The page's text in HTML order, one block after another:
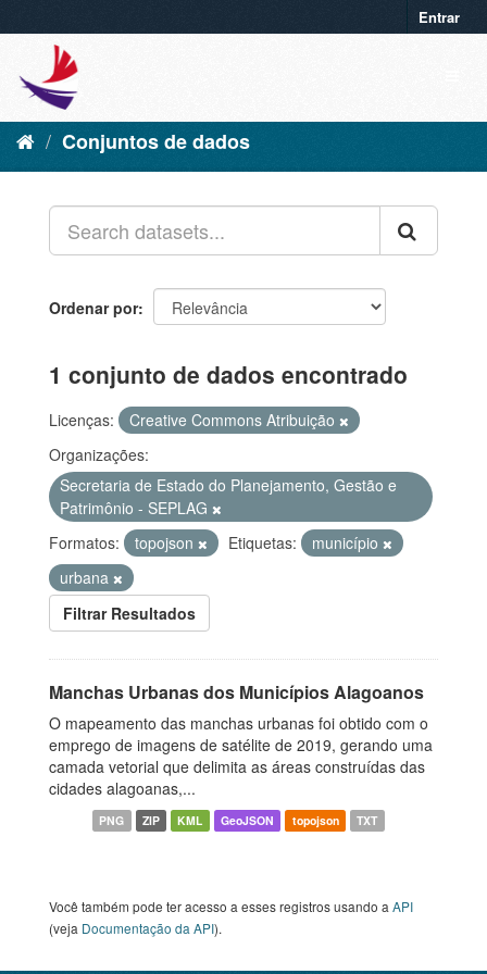
Entrar
Conjuntos de dados
Ordenar por
1 conjunto de dados encontrado
Licenças:
Creative Commons Atribuição
Organizações:
Secretaria de Estado do Planejamento, Gestão e
Patrimônio - SEPLAG
Formatos:
topojson Etiquetas:
município
urbana
Filtrar Resultados
Manchas Urbanas dos Municípios Alagoanos
O mapeamento das manchas urbanas foi obtido com o
emprego de imagens de satélite de 2019, gerando uma
camada vetorial que delimita as áreas construídas das
cidades alagoanas,...
PNG ZIP KML GeoJSON topojson TXT
Você também pode ter acesso a esses registros usando a API
(veja Documentação da API).